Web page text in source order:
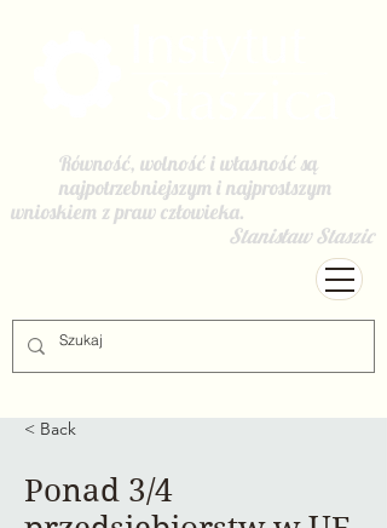
Równość, wolność i własność są
najpotrzebniejszym i najprostszym
wnioskiem z praw człowieka.
Stanisław Staszic
< Back
Ponad 3/4